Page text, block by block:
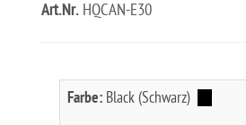
Art.Nr. HQCAN-E30
Farbe:Black (Schwarz)